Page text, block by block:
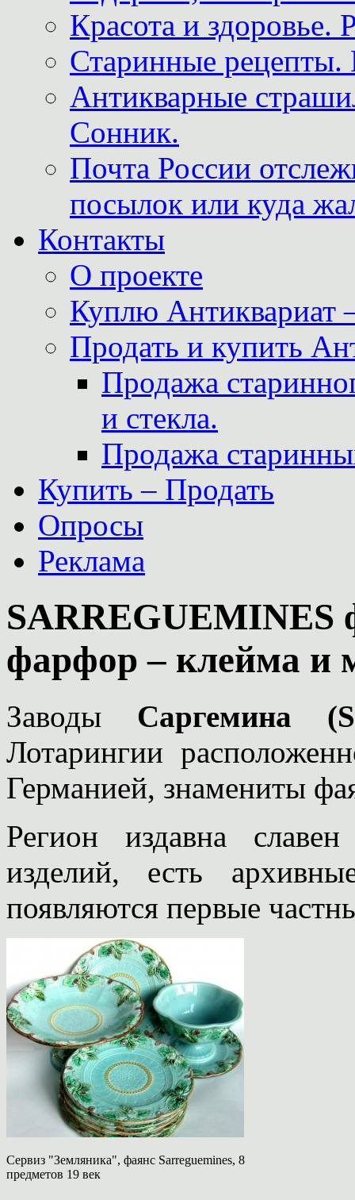
Красота и здоровье.
Старинные рецепты.
Антикварные
Сонник.
Почта России
посылок или куда
Контакты
О проекте
Куплю Антиквариат
Продать и купить
Продажа
и стекла.
Продажа
Купить – Продать
Опросы
Реклама
SARREGUEMINES
фарфор – клейма и
Заводы Саргемина
Лотарингии
Германией, знамениты
Регион издавна славен
изделий, есть
появляются первые
Сервиз "Земляника", фаянс Sarreguemines, 8
предметов 19 век